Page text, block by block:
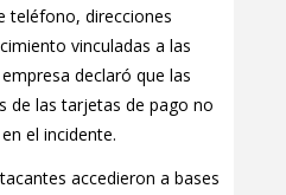
teléfono, direcciones
vinculadas a las
declaró que las
de las tarjetas de pago no
el incidente.
accedieron a bases